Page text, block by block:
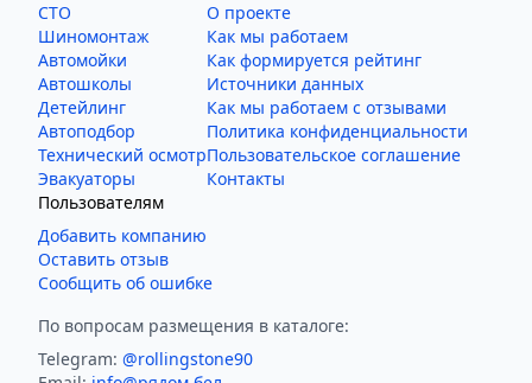
СТО
Шиномонтаж
Автомойки
Автошколы
Детейлинг
Автоподбор
Технический осмотр
Эвакуаторы
О проекте
Как мы работаем
Как формируется рейтинг
Источники данных
Как мы работаем с отзывами
Политика конфиденциальности
Пользовательское соглашение
Контакты
Пользователям
Добавить компанию
Оставить отзыв
Сообщить об ошибке
По вопросам размещения в каталоге:
Telegram: @rollingstone90